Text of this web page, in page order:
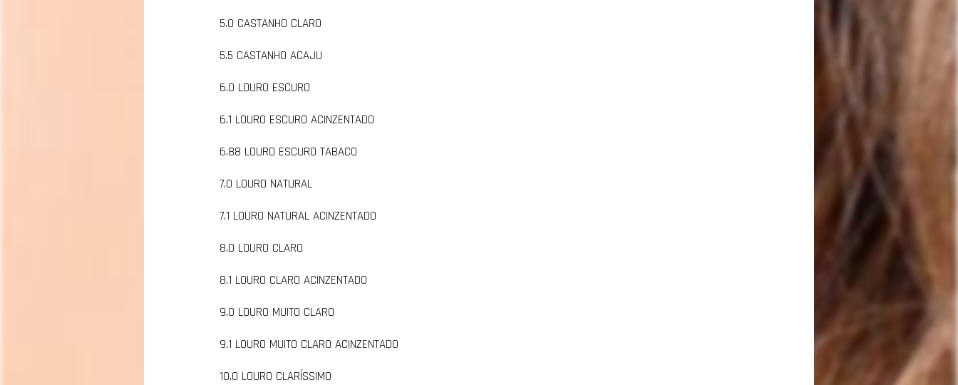
5.0 CASTANHO CLARO
5.5 CASTANHO ACAJU
6.0 LOURO ESCURO
6.1 LOURO ESCURO ACINZENTADO
6.88 LOURO ESCURO TABACO
7.0 LOURO NATURAL
7.1 LOURO NATURAL ACINZENTADO
8.0 LOURO CLARO
8.1 LOURO CLARO ACINZENTADO
9.0 LOURO MUITO CLARO
9.1 LOURO MUITO CLARO ACINZENTADO
10.0 LOURO CLARÍSSIMO